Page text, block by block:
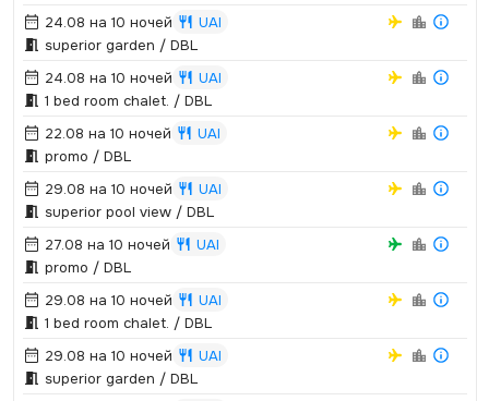
24.08 на 10 ночей
UAI
superior garden / DBL
24.08 на 10 ночей
UAI
1 bed room chalet.­ / DBL
22.08 на 10 ночей
UAI
promo / DBL
29.08 на 10 ночей
UAI
superior pool view / DBL
27.08 на 10 ночей
UAI
promo / DBL
29.08 на 10 ночей
UAI
1 bed room chalet.­ / DBL
29.08 на 10 ночей
UAI
superior garden / DBL